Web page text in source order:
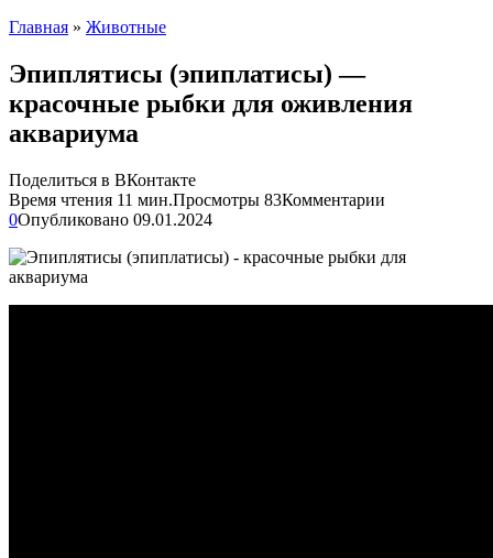
Главная » Животные
Эпиплятисы (эпиплатисы) —
красочные рыбки для оживления
аквариума
Поделиться в ВКонтакте
Время чтения 11 мин.Просмотры 83Комментарии
0Опубликовано 09.01.2024